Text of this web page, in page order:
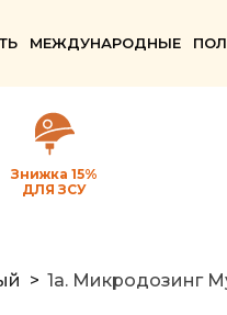
МЕЖДУНАРОДНЫЕ
Знижка 15%
ДЛЯ ЗСУ
1a. Микродозинг